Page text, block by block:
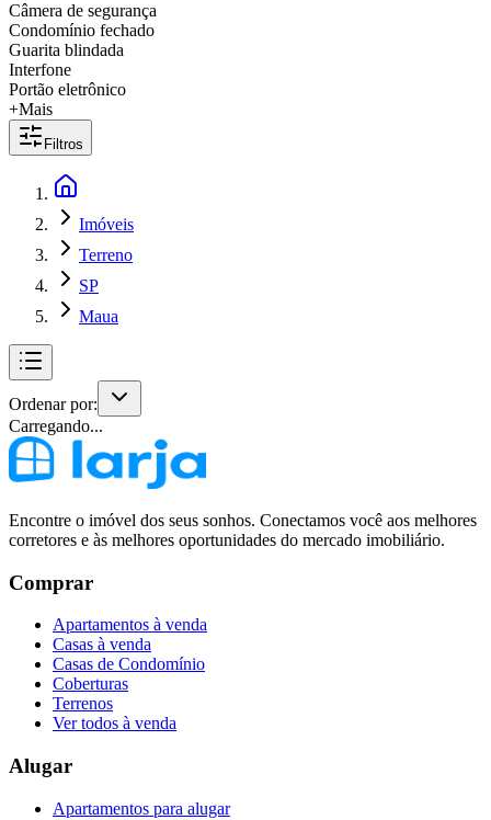
Câmera de segurança
Condomínio fechado
Guarita blindada
Interfone
Portão eletrônico
+Mais
Filtros
Imóveis
Terreno
SP
Maua
Ordenar por:
Carregando...
Encontre o imóvel dos seus sonhos. Conectamos você aos melhores
corretores e às melhores oportunidades do mercado imobiliário.
Comprar
Apartamentos à venda
Casas à venda
Casas de Condomínio
Coberturas
Terrenos
Ver todos à venda
Alugar
Apartamentos para alugar